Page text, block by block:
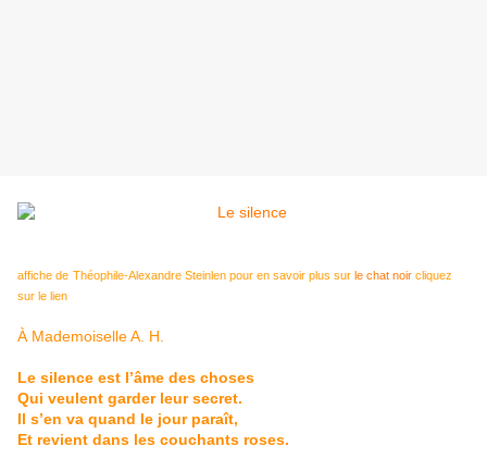
affiche de Théophile-Alexandre Steinlen pour en savoir plus sur le chat noir cliquez
sur le lien
À Mademoiselle A. H.
Le silence est l’âme des choses
Qui veulent garder leur secret.
Il s’en va quand le jour paraît,
Et revient dans les couchants roses.